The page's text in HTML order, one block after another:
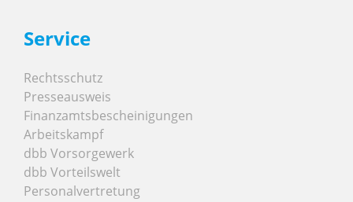
Service
Rechtsschutz
Presseausweis
Finanzamtsbescheinigungen
Arbeitskampf
dbb Vorsorgewerk
dbb Vorteilswelt
Personalvertretung